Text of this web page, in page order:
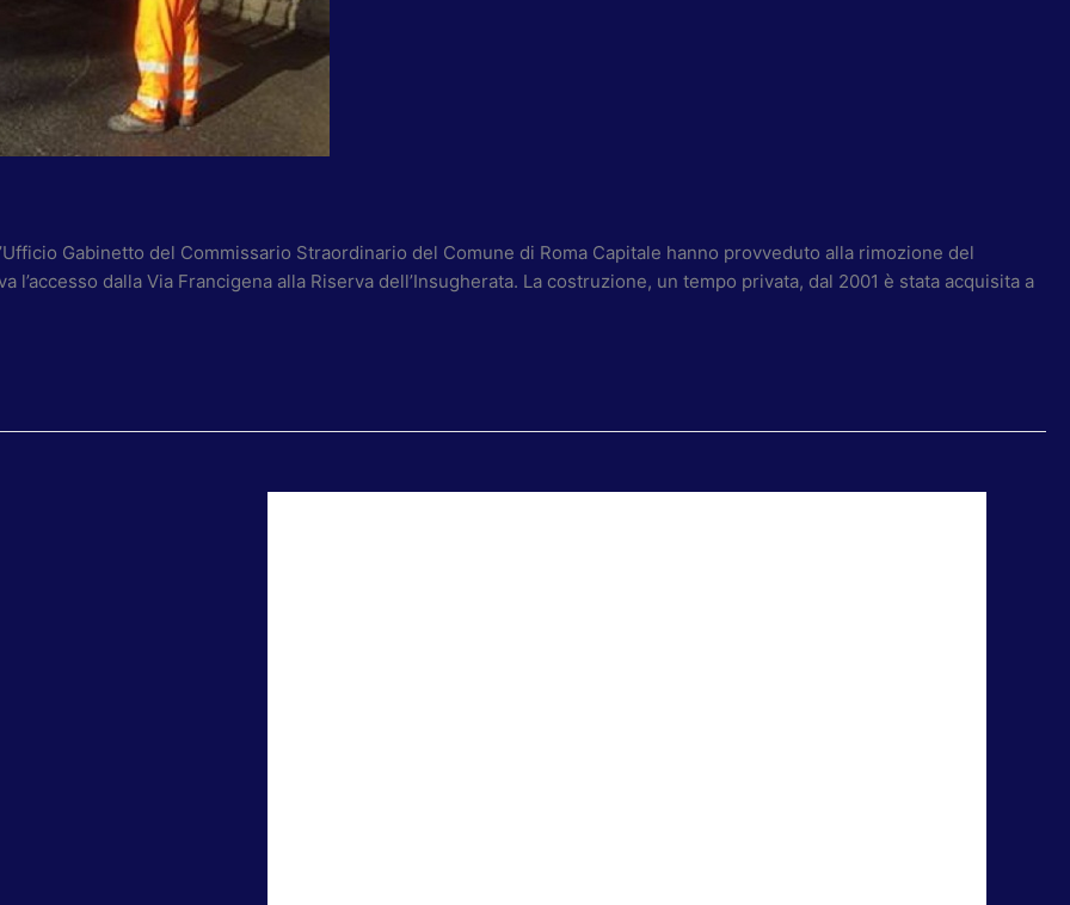
Gabinetto del Commissario Straordinario del Comune di Roma Capitale hanno provveduto alla rimozione del
l’accesso dalla Via Francigena alla Riserva dell’Insugherata. La costruzione, un tempo privata, dal 2001 è stata acquisita a